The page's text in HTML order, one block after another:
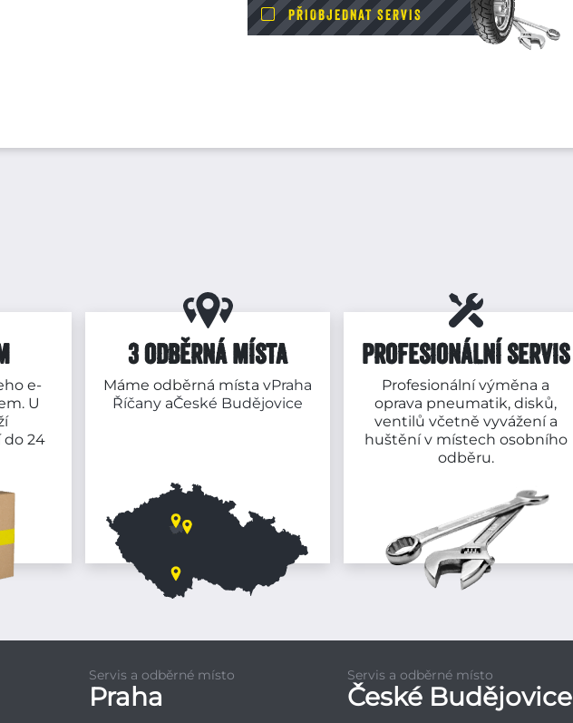
PŘIOBJEDNAT SERVIS
e-
U
do 24
3 ODBĚRNÁ MÍSTA
Máme odběrná místa vPraha
ŘíčanyaČeské Budějovice
PROFESIONÁLNÍ SERVIS
Profesionální výměna a
oprava pneumatik, disků,
ventilů včetně vyvážení a
huštění v místech osobního
odběru.
Servis a odběrné místo
Praha
Servis a odběrné místo
České Budějovice